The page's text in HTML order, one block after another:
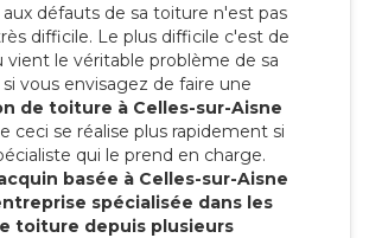
défauts de sa toiture n'est pas
difficile. Le plus difficile c'est de
vient le véritable problème de sa
vous envisagez de faire une
de toiture à Celles-sur-Aisne
ceci se réalise plus rapidement si
qui le prend en charge.
basée à Celles-sur-Aisne
spécialisée dans les
toiture depuis plusieurs